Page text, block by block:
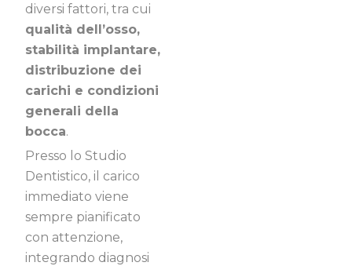
diversi fattori, tra cui
qualità dell’osso,
stabilità implantare,
distribuzione dei
carichi e condizioni
generali della
bocca.
Presso lo Studio
Dentistico, il carico
immediato viene
sempre pianificato
con attenzione,
integrando diagnosi